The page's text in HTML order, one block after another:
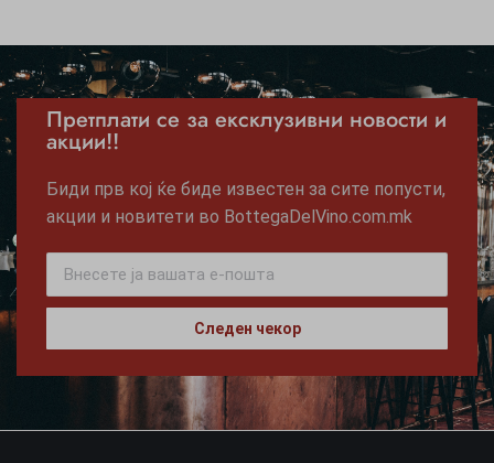
Претплати се за ексклузивни новости и
акции!!
Биди прв кој ќе биде известен за сите попусти,
акции и новитети во BottegaDelVino.com.mk
Следен чекор